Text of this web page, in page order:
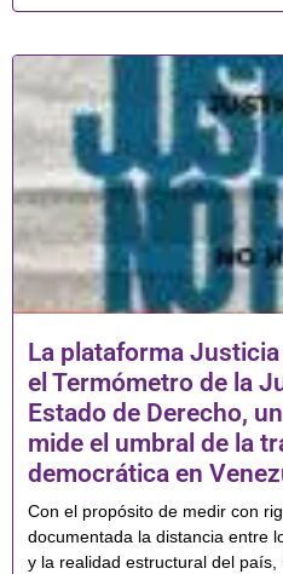
La plataforma
el Termómetro de la
Estado de Derecho,
mide el umbral de la
democrática en
Con el propósito de medir con
documentada la distancia entre
y la realidad estructural del país,